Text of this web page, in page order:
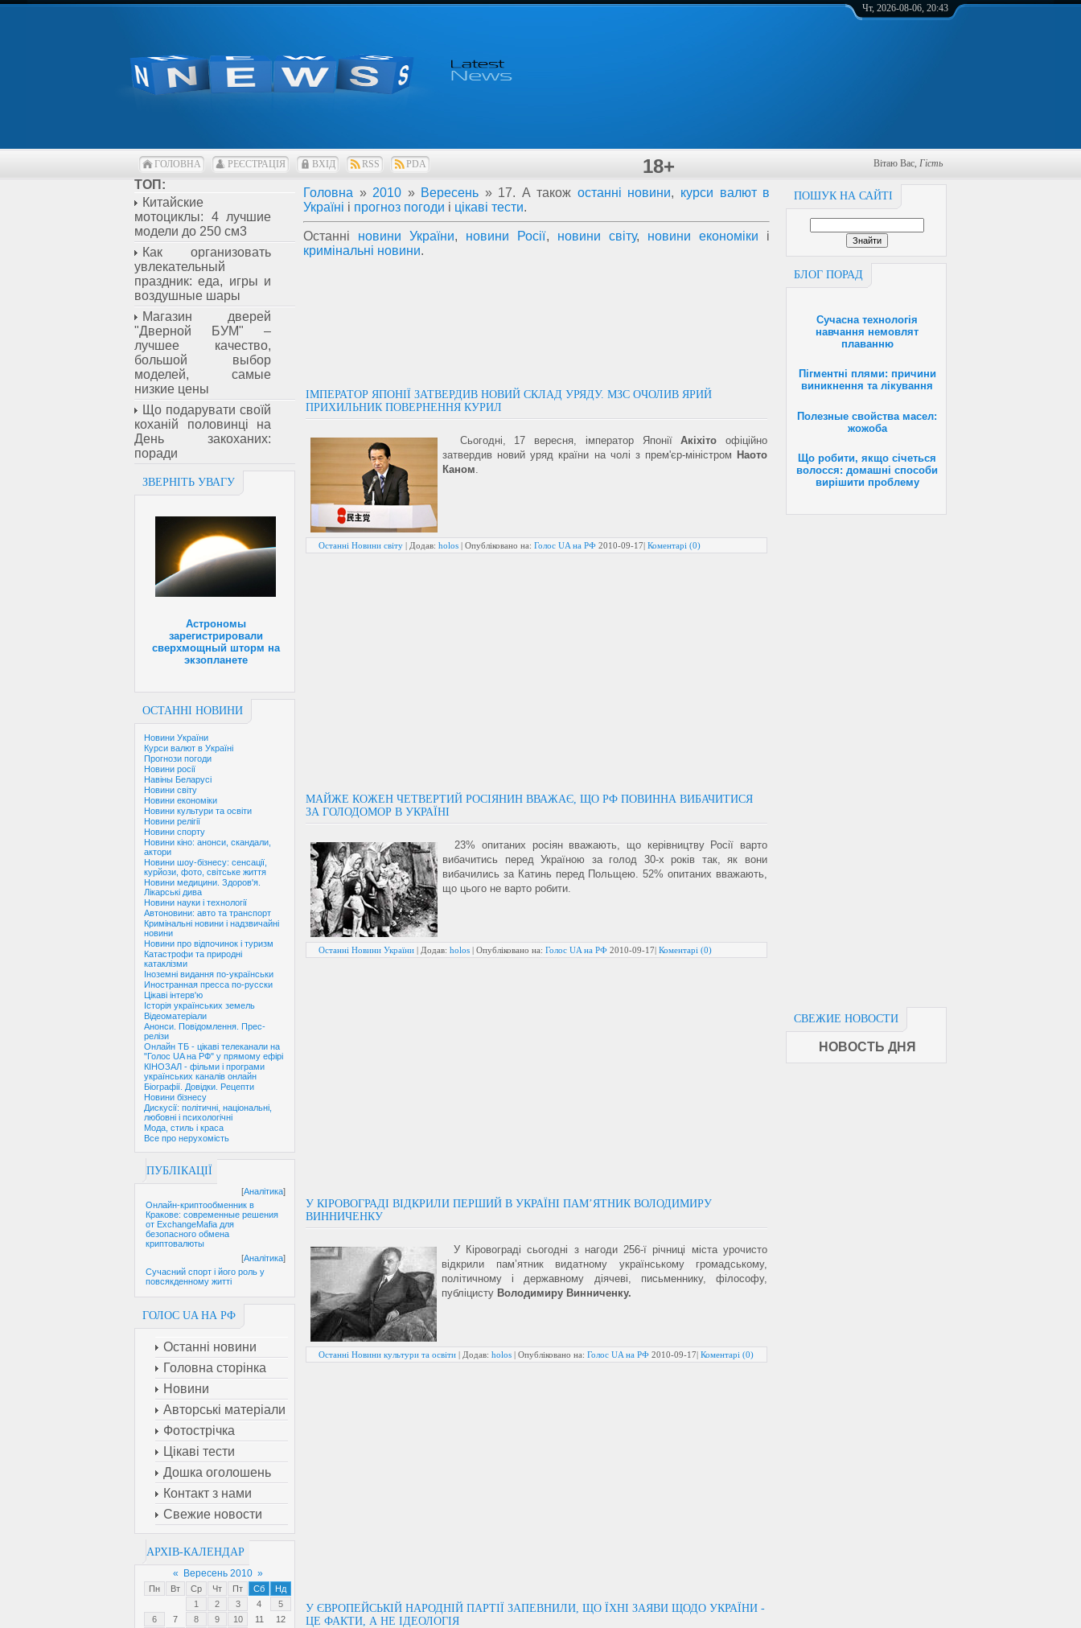
Чт, 2026-08-06, 20:43
ГОЛОВНА РЕЄСТРАЦІЯ ВХІД RSS PDA 18+ Вітаю Вас, Гість
ТОП:
Китайские
мотоциклы: 4 лучшие
модели до 250 см3
Как организовать
увлекательный
праздник: еда, игры и
воздушные шары
Магазин дверей
"Дверной БУМ" –
лучшее качество,
большой выбор
моделей, самые
низкие цены
Що подарувати своїй
коханій половинці на
День закоханих:
поради
ЗВЕРНІТЬ УВАГУ
Астрономы
зарегистрировали
сверхмощный шторм на
экзопланете
ОСТАННІ НОВИНИ
Новини України
Курси валют в Україні
Прогнози погоди
Новини росії
Навіны Беларусі
Новини світу
Новини економіки
Новини культури та освіти
Новини релігії
Новини спорту
Новини кіно: анонси, скандали,
актори
Новини шоу-бізнесу: сенсації,
курйози, фото, світське життя
Новини медицини. Здоров'я.
Лікарські дива
Новини науки і технології
Автоновини: авто та транспорт
Кримінальні новини і надзвичайні
новини
Новини про відпочинок і туризм
Катастрофи та природні
катаклізми
Іноземні видання по-українськи
Иностранная пресса по-русски
Цікаві інтерв'ю
Історія українських земель
Відеоматеріали
Анонси. Повідомлення. Прес-
релізи
Онлайн ТБ - цікаві телеканали на
"Голос UA на РФ" у прямому ефірі
КІНОЗАЛ - фільми і програми
українських каналів онлайн
Біографії. Довідки. Рецепти
Новини бізнесу
Дискусії: політичні, національні,
любовні і психологічні
Мода, стиль і краса
Все про нерухомість
ПУБЛІКАЦІЇ
[Аналітика]
Онлайн-криптообменник в
Кракове: современные решения
от ExchangeMafia для
безопасного обмена
криптовалюты
[Аналітика]
Сучасний спорт і його роль у
повсякденному житті
ГОЛОС UA НА РФ
Останні новини
Головна сторінка
Новини
Авторські матеріали
Фотострічка
Цікаві тести
Дошка оголошень
Контакт з нами
Свежие новости
АРХІВ-КАЛЕНДАР
« Вересень 2010 »
Пн Вт Ср Чт Пт Сб
Нд
1
2 3 4
5
6
7 8 9 10 11
12
ПОШУК НА САЙТІ
БЛОГ ПОРАД
Сучасна технологія
навчання немовлят
плаванню
Пігментні плями: причини
виникнення та лікування
Полезные свойства масел:
жожоба
Що робити, якщо січеться
волосся: домашні способи
вирішити проблему
СВЕЖИЕ НОВОСТИ
НОВОСТЬ ДНЯ
Головна » 2010 » Вересень » 17. А також останні новини, курси валют в
Україні і прогноз погоди і цікаві тести.
Останні новини України, новини Росії, новини світу, новини економіки і
кримінальні новини.
ІМПЕРАТОР ЯПОНІЇ ЗАТВЕРДИВ НОВИЙ СКЛАД УРЯДУ. МЗС ОЧОЛИВ ЯРИЙ
ПРИХИЛЬНИК ПОВЕРНЕННЯ КУРИЛ
Сьогодні, 17 вересня, імператор ЯпоніїАкіхіто офіційно
затвердив новий уряд країни на чолі з прем'єр-міністром Наото
Каном.
Останні Новини світу | Додав: holos | Опубліковано на: Голос UA на РФ 2010-09-17| Коментарі (0)
МАЙЖЕ КОЖЕН ЧЕТВЕРТИЙ РОСІЯНИН ВВАЖАЄ, ЩО РФ ПОВИННА ВИБАЧИТИСЯ
ЗА ГОЛОДОМОР В УКРАЇНІ
23% опитаних росіян вважають, що керівництву Росії варто
вибачитись перед Україною за голод 30-х років так, як вони
вибачились за Катинь перед Польщею. 52% опитаних вважають,
що цього не варто робити.
Останні Новини України | Додав: holos | Опубліковано на: Голос UA на РФ 2010-09-17| Коментарі (0)
У КІРОВОГРАДІ ВІДКРИЛИ ПЕРШИЙ В УКРАЇНІ ПАМ’ЯТНИК ВОЛОДИМИРУ
ВИННИЧЕНКУ
У Кіровограді сьогодні з нагоди 256-ї річниці міста урочисто
відкрили пам’ятник видатному українському громадському,
політичному і державному діячеві, письменнику, філософу,
публіцисту Володимиру Винниченку.
Останні Новини культури та освіти | Додав: holos | Опубліковано на: Голос UA на РФ 2010-09-17| Коментарі (0)
У ЄВРОПЕЙСЬКІЙ НАРОДНІЙ ПАРТІЇ ЗАПЕВНИЛИ, ЩО ЇХНІ ЗАЯВИ ЩОДО УКРАЇНИ -
ЦЕ ФАКТИ, А НЕ ІДЕОЛОГІЯ